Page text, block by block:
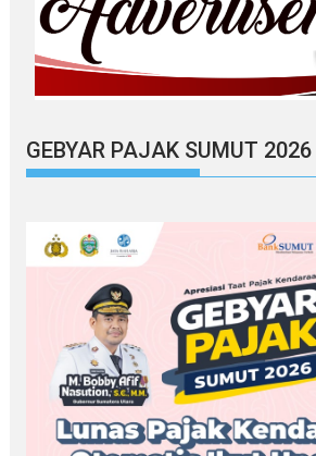
GEBYAR PAJAK SUMUT 2026